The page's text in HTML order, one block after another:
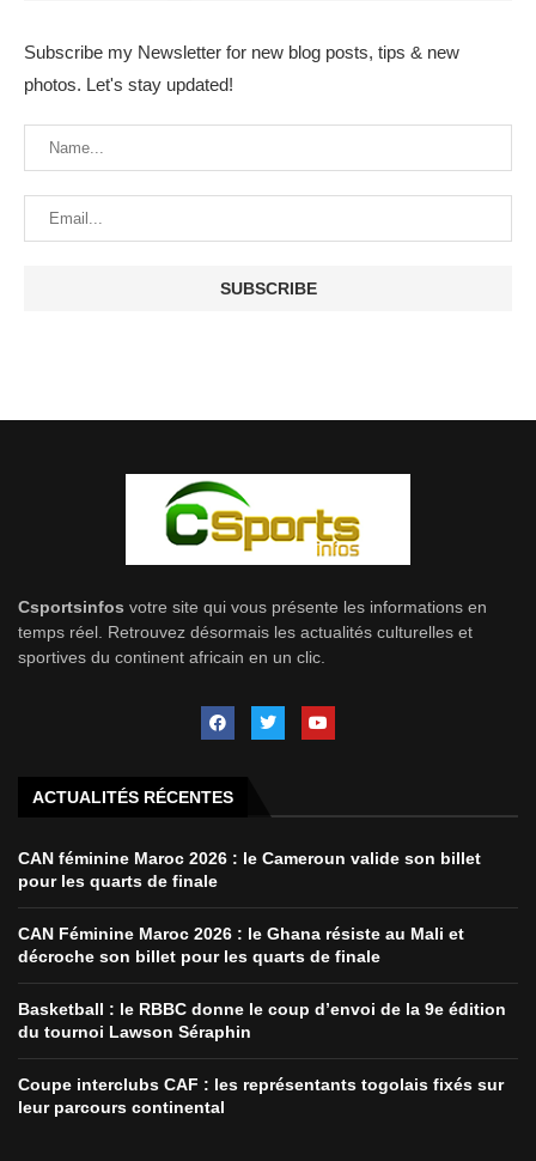
Subscribe my Newsletter for new blog posts, tips & new
photos. Let's stay updated!
Csportsinfos votre site qui vous présente les informations en
temps réel. Retrouvez désormais les actualités culturelles et
sportives du continent africain en un clic.
ACTUALITÉS RÉCENTES
CAN féminine Maroc 2026 : le Cameroun valide son billet
pour les quarts de finale
CAN Féminine Maroc 2026 : le Ghana résiste au Mali et
décroche son billet pour les quarts de finale
Basketball : le RBBC donne le coup d’envoi de la 9e édition
du tournoi Lawson Séraphin
Coupe interclubs CAF : les représentants togolais fixés sur
leur parcours continental